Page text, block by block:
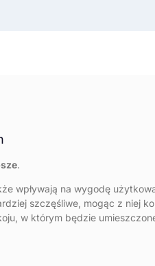
.
wpływają na wygodę
szczęśliwe, mogąc z niej
w którym będzie